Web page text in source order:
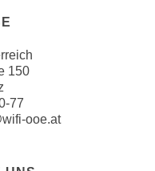
150
77
ooe.at